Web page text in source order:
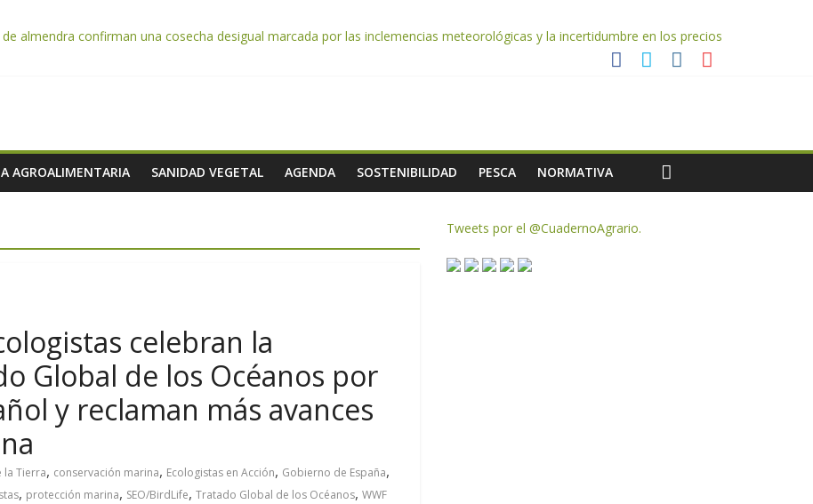
de almendra confirman una cosecha desigual marcada por las inclemencias meteorológicas y la incertidumbre en los precios
celebra la activación del mecanismo de regulación de oferta de aceite de oliva para la próxima campaña
que afrontan los cítricos: la clorosis y la caída de los precios
AGROALIMENTARIA SANIDAD VEGETAL AGENDA SOSTENIBILIDAD PESCA NORMATIVA
celebran la
Global de los Océanos por
y reclaman más avances
la Tierra, conservación marina, Ecologistas en Acción, Gobierno de España,
, protección marina, SEO/BirdLife, Tratado Global de los Océanos, WWF
Tweets por el @CuadernoAgrario.